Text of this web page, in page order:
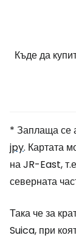
Къде да
* Заплаща се
jpy. Картата
на JR-East,
северната
Така че за
Suica, при